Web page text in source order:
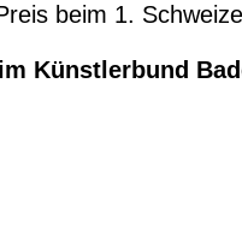
beim 1.
Künstlerbund